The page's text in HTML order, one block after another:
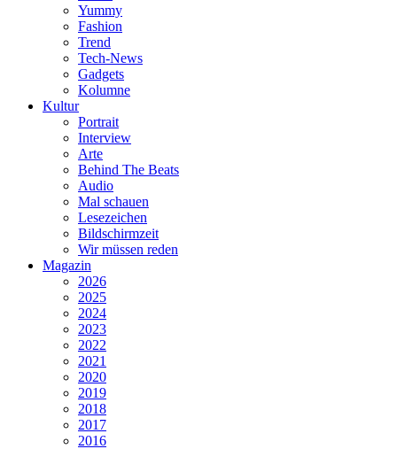
Yummy
Fashion
Trend
Tech-News
Gadgets
Kolumne
Kultur
Portrait
Interview
Arte
Behind The Beats
Audio
Mal schauen
Lesezeichen
Bildschirmzeit
Wir müssen reden
Magazin
2026
2025
2024
2023
2022
2021
2020
2019
2018
2017
2016